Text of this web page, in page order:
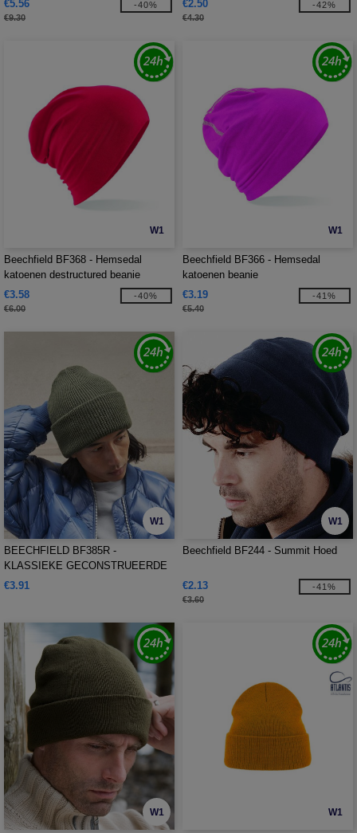
€5.56
€9.30
-40% €2.50
€4.30
-42%
W1
Beechfield BF368 - Hemsedal
katoenen destructured beanie
€3.58
€6.00
-40%
W1
Beechfield BF366 - Hemsedal
katoenen beanie
€3.19
€5.40
-41%
W1
BEECHFIELD BF385R -
KLASSIEKE GECONSTRUEERDE
DIEP OMGEVOUWEN MUTS
€3.91
W1
Beechfield BF244 - Summit Hoed
€2.13
€3.60
-41%
W1 W1